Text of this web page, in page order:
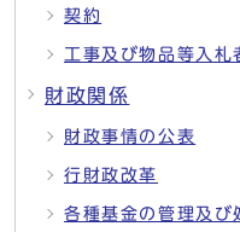
契約
工事及び物品等入札
財政関係
財政事情の公表
行財政改革
各種基金の管理及び